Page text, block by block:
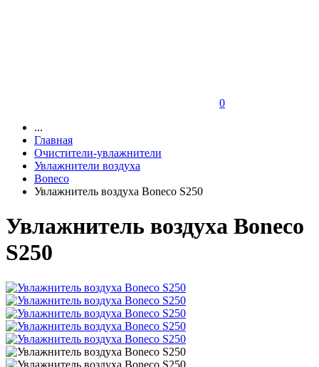
0
...
Главная
Очистители-увлажнители
Увлажнители воздуха
Boneco
Увлажнитель воздуха Boneco S250
Увлажнитель воздуха Boneco
S250